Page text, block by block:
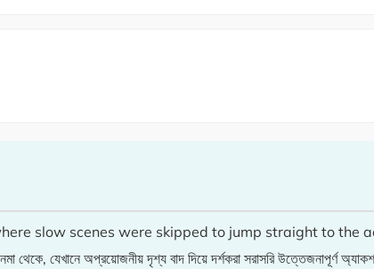
slow scenes were skipped to jump straight to the
যেখানে অপ্রয়োজনীয় দৃশ্য বাদ দিয়ে দর্শকরা সরাসরি উত্তেজনাপূর্ণ